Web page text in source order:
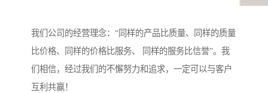
我们公司的经营理念：“同样的产品比质量、同样的质量
比价格、同样的价格比服务、 同样的服务比信誉”。我
们相信，经过我们的不懈努力和追求，一定可以与客户
互利共赢！